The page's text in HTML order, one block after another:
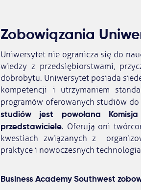
Zobowiązania
Uniwersytet nie ogranicza się do
wiedzy z przedsiębiorstwami,
dobrobytu. Uniwersytet posiada
kompetencji i utrzymaniem
programów oferowanych studiów
studiów jest powołana
przedstawiciele. Oferują oni
kwestiach związanych z
praktyce i nowoczesnych
Business Academy Southwest